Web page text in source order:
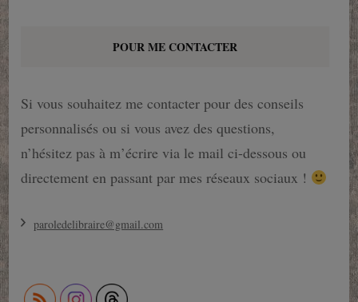
POUR ME CONTACTER
Si vous souhaitez me contacter pour des conseils
personnalisés ou si vous avez des questions,
n’hésitez pas à m’écrire via le mail ci-dessous ou
directement en passant par mes réseaux sociaux !
paroledelibraire@gmail.com